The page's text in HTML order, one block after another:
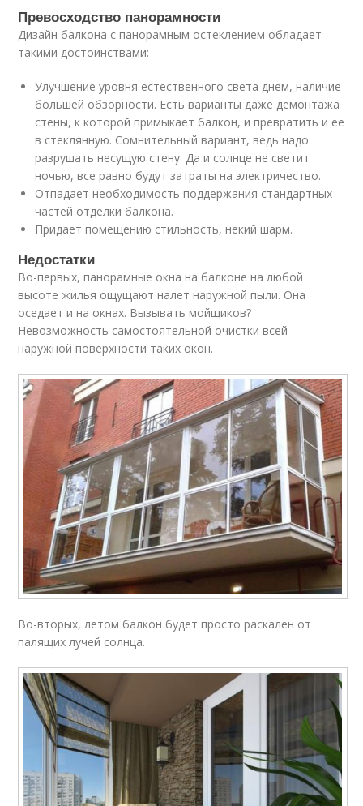
Превосходство панорамности
Дизайн балкона с панорамным остеклением обладает
такими достоинствами:
Улучшение уровня естественного света днем, наличие
большей обзорности. Есть варианты даже демонтажа
стены, к которой примыкает балкон, и превратить и ее
в стеклянную. Сомнительный вариант, ведь надо
разрушать несущую стену. Да и солнце не светит
ночью, все равно будут затраты на электричество.
Отпадает необходимость поддержания стандартных
частей отделки балкона.
Придает помещению стильность, некий шарм.
Недостатки
Во-первых, панорамные окна на балконе на любой
высоте жилья ощущают налет наружной пыли. Она
оседает и на окнах. Вызывать мойщиков?
Невозможность самостоятельной очистки всей
наружной поверхности таких окон.
Во-вторых, летом балкон будет просто раскален от
палящих лучей солнца.